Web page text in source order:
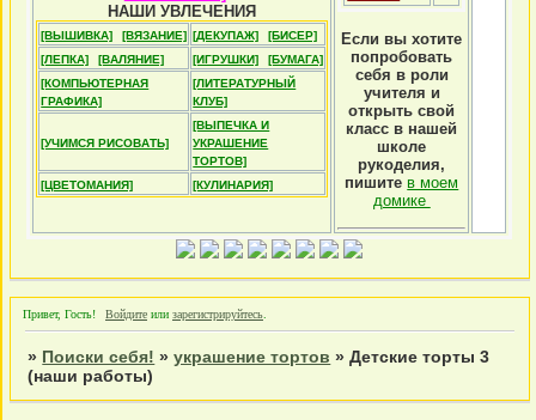
НАШИ УВЛЕЧЕНИЯ
[ВЫШИВКА] [ВЯЗАНИЕ] [ДЕКУПАЖ]
[БИСЕР]
[ЛЕПКА]
[ВАЛЯНИЕ] [ИГРУШКИ]
[БУМАГА]
[КОМПЬЮТЕРНАЯ
ГРАФИКА]
[ЛИТЕРАТУРНЫЙ
КЛУБ]
[УЧИМСЯ РИСОВАТЬ]
[ВЫПЕЧКА И
УКРАШЕНИЕ
ТОРТОВ]
[ЦВЕТОМАНИЯ]
[КУЛИНАРИЯ]
Если вы хотите
попробовать
себя в роли
учителя и
открыть свой
класс в нашей
школе
рукоделия,
пишите в моем
домике
Привет, Гость! Войдите или зарегистрируйтесь
» Поиски себя! »украшение тортов »Детские торты 3
(наши работы)